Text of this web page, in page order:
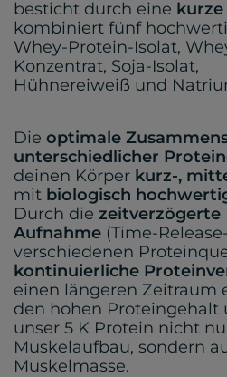
besticht durch eine
kombiniert fünf
Whey-Protein-Isolat,
Konzentrat, Soja-Isolat,
Hühnereiweiß und
Die optimale
unterschiedlicher
deinen Körper kurz-,
mit biologisch
Durch die zeitverzögerte
Aufnahme (Time-
verschiedenen
kontinuierliche
einen längeren Zeitraum
den hohen Proteingehalt
unser 5 K Protein nicht
Muskelaufbau, sondern
Muskelmasse.